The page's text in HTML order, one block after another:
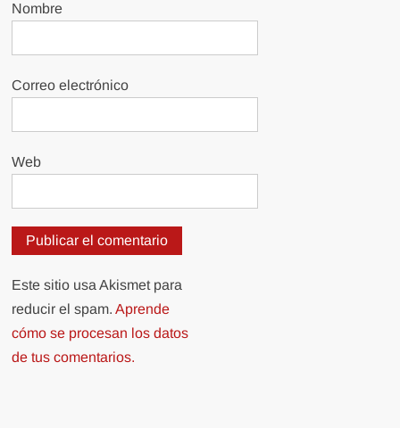
Nombre
Correo electrónico
Web
Este sitio usa Akismet para
reducir el spam.Aprende
cómo se procesan los datos
de tus comentarios.